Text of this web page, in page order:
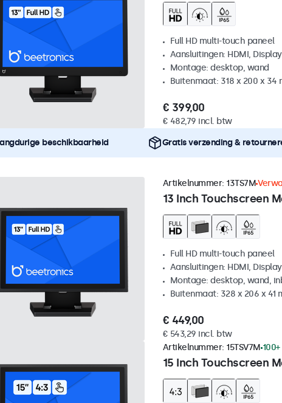
Full HD multi-touch paneel
Aansluitingen: HDMI,
Montage: desktop, wand
Buitenmaat: 318 x 200 x 34
€ 399,00
€ 482,79 incl. btw
beschikbaarheid Gratis verzending &
13 Inch Touchscreen
Artikelnummer: 13TS7M
Full HD multi-touch paneel
Aansluitingen: HDMI,
Montage: desktop, wand,
Buitenmaat: 328 x 206 x 41
€ 449,00
€ 543,29 incl. btw
15 Inch Touchscreen
Artikelnummer: 15TSV7M